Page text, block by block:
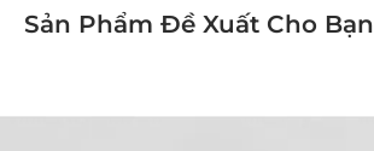
Sản Phẩm Đề Xuất Cho Bạn